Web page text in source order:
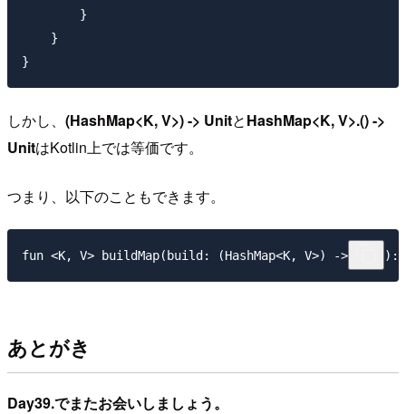
        }
    }
しかし、 (HashMap<K, V>) -> UnitとHashMap<K, V>.() ->
UnitはKotlin上では等価です。
つまり、以下のこともできます。
あとがき
Day39.でまたお会いしましょう。